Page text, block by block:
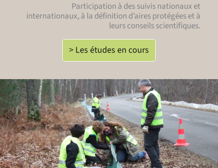
Participation à des suivis nationaux et
internationaux, à la définition d’aires protégées et à
leurs conseils scientifiques.
> Les études en cours